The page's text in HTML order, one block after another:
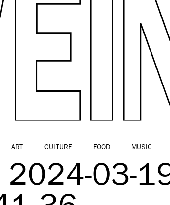
ART CULTURE FOOD MUSIC
2024-03-